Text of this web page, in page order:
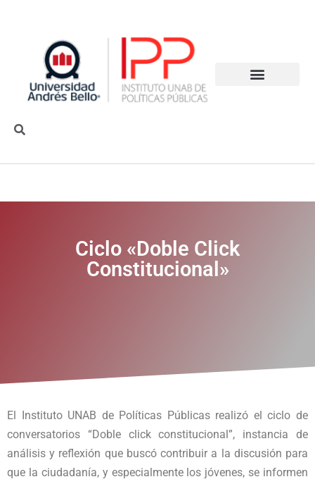
Ciclo «Doble Click
Constitucional»
El Instituto UNAB de Políticas Públicas realizó el ciclo de
conversatorios “Doble click constitucional”, instancia de
análisis y reflexión que buscó contribuir a la discusión para
que la ciudadanía, y especialmente los jóvenes, se informen